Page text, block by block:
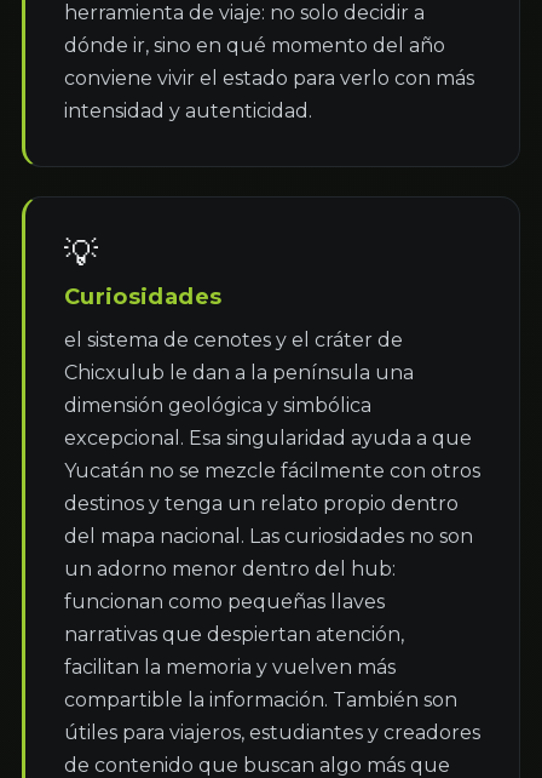
herramienta de viaje: no solo decidir a
dónde ir, sino en qué momento del año
conviene vivir el estado para verlo con más
intensidad y autenticidad.
💡
Curiosidades
el sistema de cenotes y el cráter de
Chicxulub le dan a la península una
dimensión geológica y simbólica
excepcional. Esa singularidad ayuda a que
Yucatán no se mezcle fácilmente con otros
destinos y tenga un relato propio dentro
del mapa nacional. Las curiosidades no son
un adorno menor dentro del hub:
funcionan como pequeñas llaves
narrativas que despiertan atención,
facilitan la memoria y vuelven más
compartible la información. También son
útiles para viajeros, estudiantes y creadores
de contenido que buscan algo más que